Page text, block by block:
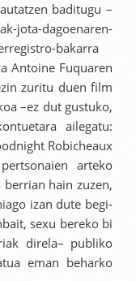
baditugu –
jota-dagoenaren-
bakarra
Antoine Fuquaren
zuritu duen film
–ez dut gustuko,
ailegatu:
Robicheaux
arteko
berrian hain zuzen,
izan dute begi-
sexu bereko bi
direla– publiko
eman beharko